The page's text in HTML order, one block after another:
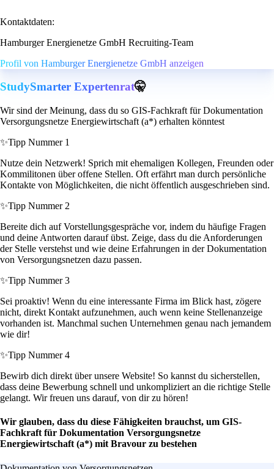
Kontaktdaten:
Hamburger Energienetze GmbH Recruiting-Team
Profil von Hamburger Energienetze GmbH anzeigen
StudySmarter Expertenrat🤫
Wir sind der Meinung, dass du so GIS-Fachkraft für Dokumentation
Versorgungsnetze Energiewirtschaft (a*) erhalten könntest
✨Tipp Nummer 1
Nutze dein Netzwerk! Sprich mit ehemaligen Kollegen, Freunden oder
Kommilitonen über offene Stellen. Oft erfährt man durch persönliche
Kontakte von Möglichkeiten, die nicht öffentlich ausgeschrieben sind.
✨Tipp Nummer 2
Bereite dich auf Vorstellungsgespräche vor, indem du häufige Fragen
und deine Antworten darauf übst. Zeige, dass du die Anforderungen
der Stelle verstehst und wie deine Erfahrungen in der Dokumentation
von Versorgungsnetzen dazu passen.
✨Tipp Nummer 3
Sei proaktiv! Wenn du eine interessante Firma im Blick hast, zögere
nicht, direkt Kontakt aufzunehmen, auch wenn keine Stellenanzeige
vorhanden ist. Manchmal suchen Unternehmen genau nach jemandem
wie dir!
✨Tipp Nummer 4
Bewirb dich direkt über unsere Website! So kannst du sicherstellen,
dass deine Bewerbung schnell und unkompliziert an die richtige Stelle
gelangt. Wir freuen uns darauf, von dir zu hören!
Wir glauben, dass du diese Fähigkeiten brauchst, um GIS-
Fachkraft für Dokumentation Versorgungsnetze
Energiewirtschaft (a*) mit Bravour zu bestehen